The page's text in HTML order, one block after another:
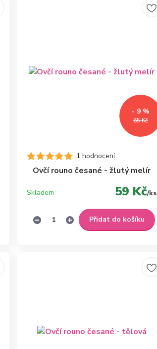
65 Kč
- 9 %
1 hodnocení
Ovčí rouno česané - žlutý melír
59 Kč/ks
Skladem
Přidat do košíku